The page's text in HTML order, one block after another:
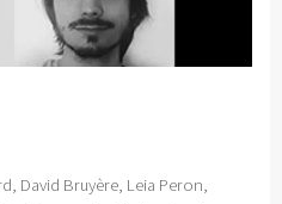
David Bruyère, Leia Peron,